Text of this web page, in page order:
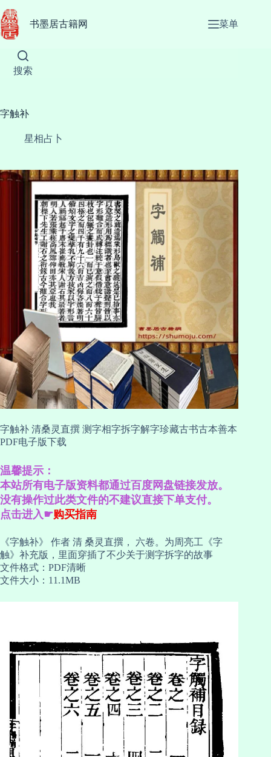
至
内
书墨居古籍网 菜单
搜索
字触补
星相占卜
字触补 清桑灵直撰 测字相字拆字解字珍藏古书古本善本
PDF电子版下载
温馨提示：
本站所有电子版资料都通过百度网盘链接发放。
没有操作过此类文件的不建议直接下单支付。
点击进入☛购买指南
《字触补》 作者 清 桑灵直撰， 六卷。为周亮工《字
触》补充版，里面穿插了不少关于测字拆字的故事
文件格式：PDF清晰
文件大小：11.1MB